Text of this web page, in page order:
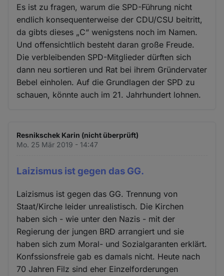
Es ist zu fragen, warum die SPD-Führung nicht
endlich konsequenterweise der CDU/CSU beitritt,
da gibts dieses „C“ wenigstens noch im Namen.
Und offensichtlich besteht daran große Freude.
Die verbleibenden SPD-Mitglieder dürften sich
dann neu sortieren und Rat bei ihrem Gründervater
Bebel einholen. Auf die Grundlagen der SPD zu
schauen, könnte auch im 21. Jahrhundert lohnen.
Resnikschek Karin (nicht überprüft)
Mo. 25 Mär 2019 - 14:47
Laizismus ist gegen das GG.
Laizismus ist gegen das GG. Trennung von
Staat/Kirche leider unrealistisch. Die Kirchen
haben sich - wie unter den Nazis - mit der
Regierung der jungen BRD arrangiert und sie
haben sich zum Moral- und Sozialgaranten erklärt.
Konfssionsfreie gab es damals nicht. Heute nach
70 Jahren Filz sind eher Einzelforderungen